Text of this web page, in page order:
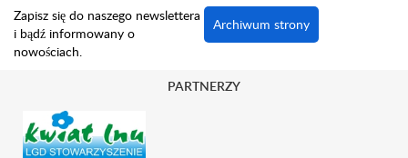
Zapisz się do naszego newslettera
i bądź informowany o
nowościach.
Archiwum strony
PARTNERZY